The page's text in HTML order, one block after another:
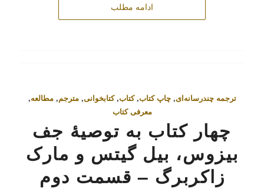
ادامه مطلب
ترجمه چندرسانه‌ای,چاپ کتاب,کتاب,کتابخوانی,مترجم,مطالعه,
معرفی کتاب
چهار کتاب به توصیۀ جف
بیزوس، بیل گیتس و مارک
زاکربرگ – قسمت دوم